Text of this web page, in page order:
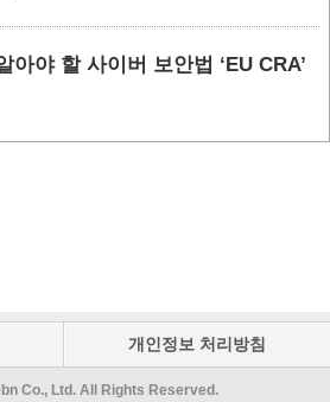
아야 할 사이버 보안법 ‘EU CRA’
개인정보 처리방침
Co., Ltd. All Rights Reserved.